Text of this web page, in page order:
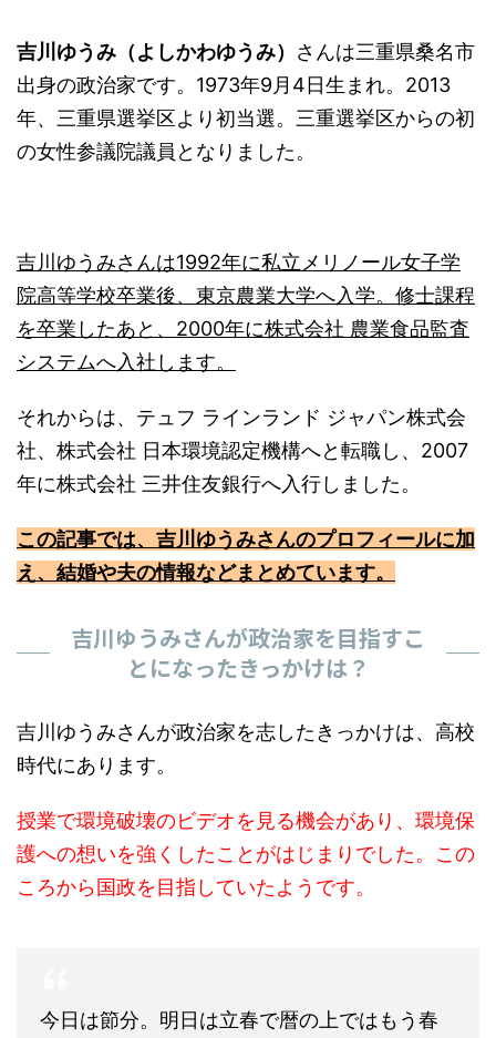
吉川ゆうみ（よしかわゆうみ） さんは三重県桑名市
出身の政治家です。1973年9月4日生まれ。2013
年、三重県選挙区より初当選。三重選挙区からの初
の女性参議院議員となりました。
吉川ゆうみさんは1992年に私立メリノール女子学
院高等学校卒業後、東京農業大学へ入学。修士課程
を卒業したあと、2000年に株式会社 農業食品監査
システムへ入社します。
それからは、テュフ ラインランド ジャパン株式会
社、株式会社 日本環境認定機構へと転職し、2007
年に株式会社 三井住友銀行へ入行しました。
この記事では、吉川ゆうみさんのプロフィールに加
え、結婚や夫の情報などまとめています。
吉川ゆうみさんが政治家を目指すこ
とになったきっかけは？
吉川ゆうみさんが政治家を志したきっかけは、高校
時代にあります。
授業で環境破壊のビデオを見る機会があり、環境保
護への想いを強くしたことがはじまりでした。この
ころから国政を目指していたようです。
今日は節分。明日は立春で暦の上ではもう春